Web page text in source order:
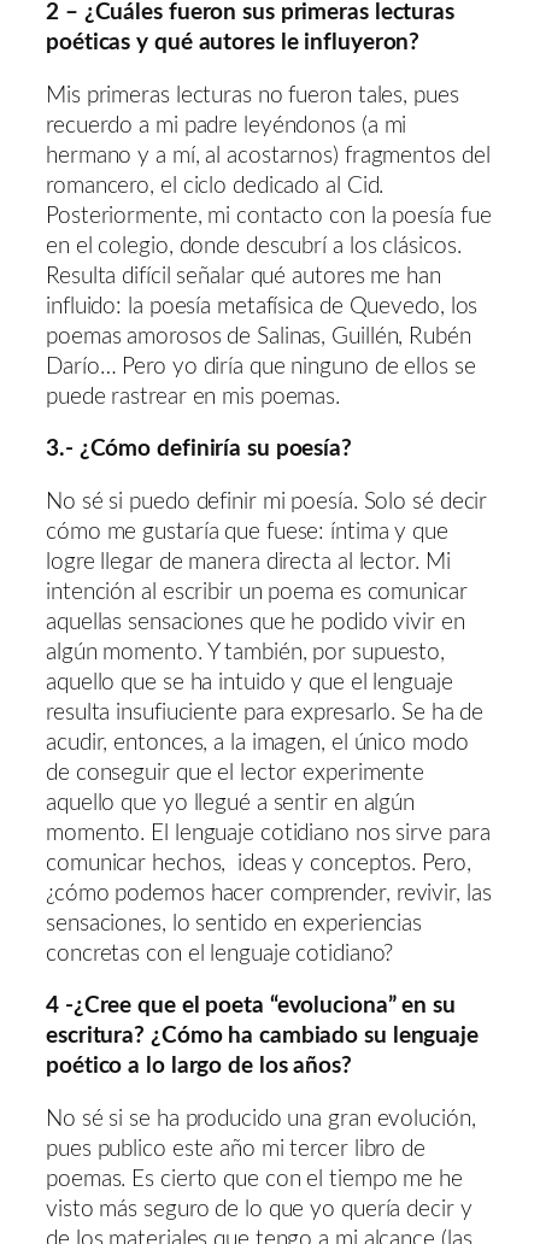
2 – ¿Cuáles fueron sus primeras lecturas
poéticas y qué autores le influyeron?
Mis primeras lecturas no fueron tales, pues
recuerdo a mi padre leyéndonos (a mi
hermano y a mí, al acostarnos) fragmentos del
romancero, el ciclo dedicado al Cid.
Posteriormente, mi contacto con la poesía fue
en el colegio, donde descubrí a los clásicos.
Resulta difícil señalar qué autores me han
influido: la poesía metafísica de Quevedo, los
poemas amorosos de Salinas, Guillén, Rubén
Darío… Pero yo diría que ninguno de ellos se
puede rastrear en mis poemas.
3.- ¿Cómo definiría su poesía?
No sé si puedo definir mi poesía. Solo sé decir
cómo me gustaría que fuese: íntima y que
logre llegar de manera directa al lector. Mi
intención al escribir un poema es comunicar
aquellas sensaciones que he podido vivir en
algún momento. Y también, por supuesto,
aquello que se ha intuido y que el lenguaje
resulta insufiuciente para expresarlo. Se ha de
acudir, entonces, a la imagen, el único modo
de conseguir que el lector experimente
aquello que yo llegué a sentir en algún
momento. El lenguaje cotidiano nos sirve para
comunicar hechos, ideas y conceptos. Pero,
¿cómo podemos hacer comprender, revivir, las
sensaciones, lo sentido en experiencias
concretas con el lenguaje cotidiano?
4 -¿Cree que el poeta “evoluciona” en su
escritura? ¿Cómo ha cambiado su lenguaje
poético a lo largo de los años?
No sé si se ha producido una gran evolución,
pues publico este año mi tercer libro de
poemas. Es cierto que con el tiempo me he
visto más seguro de lo que yo quería decir y